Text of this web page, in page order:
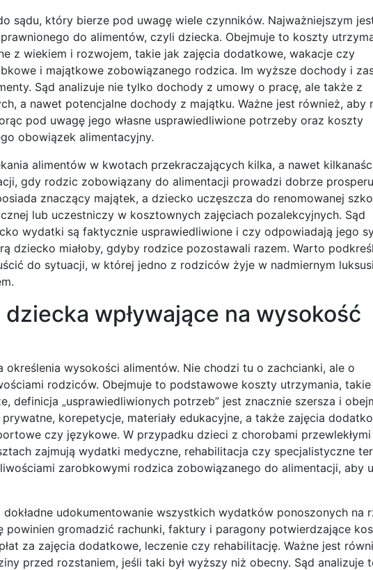
sądu, który bierze pod uwagę wiele czynników. Najważniejszym
do alimentów, czyli dziecka. Obejmuje to koszty
z wiekiem i rozwojem, takie jak zajęcia dodatkowe, wakacje czy
i majątkowe zobowiązanego rodzica. Im wyższe dochody i
Sąd analizuje nie tylko dochody z umowy o pracę, ale także z
a nawet potencjalne dochody z majątku. Ważne jest również, aby
pod uwagę jego własne usprawiedliwione potrzeby oraz koszty
obowiązek alimentacyjny.
alimentów w kwotach przekraczających kilka, a nawet
gdy rodzic zobowiązany do alimentacji prowadzi dobrze
znaczący majątek, a dziecko uczęszcza do renomowanej
lub uczestniczy w kosztownych zajęciach pozalekcyjnych. Sąd
wydatki są faktycznie usprawiedliwione i czy odpowiadają jego
dziecko miałoby, gdyby rodzice pozostawali razem. Warto
do sytuacji, w której jedno z rodziców żyje w nadmiernym
wpływające na wysokość
wysokości alimentów. Nie chodzi tu o zachcianki, ale o
rodziców. Obejmuje to podstawowe koszty utrzymania, takie
definicja „usprawiedliwionych potrzeb” jest znacznie szersza i
korepetycje, materiały edukacyjne, a także zajęcia
czy językowe. W przypadku dzieci z chorobami przewlekłymi
zajmują wydatki medyczne, rehabilitacja czy specjalistyczne
zarobkowymi rodzica zobowiązanego do alimentacji, aby
udokumentowanie wszystkich wydatków ponoszonych na
powinien gromadzić rachunki, faktury i paragony potwierdzające
za zajęcia dodatkowe, leczenie czy rehabilitację. Ważne jest
przed rozstaniem, jeśli taki był wyższy niż obecny. Sąd analizuje